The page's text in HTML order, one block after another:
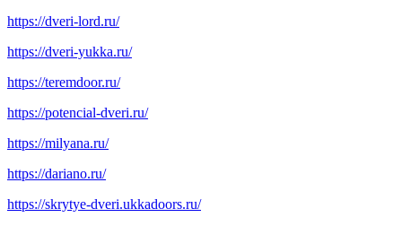
https://dveri-lord.ru/
https://dveri-yukka.ru/
https://teremdoor.ru/
https://potencial-dveri.ru/
https://milyana.ru/
https://dariano.ru/
https://skrytye-dveri.ukkadoors.ru/